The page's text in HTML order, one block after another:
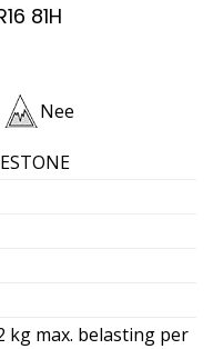
81H
Nee
kg max. belasting per